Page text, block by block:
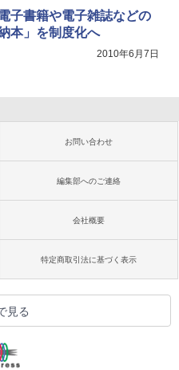
子書籍や電子雑誌などの
本」を制度化へ
2010年6月7日
お問い合わせ
編集部へのご連絡
会社概要
特定商取引法に基づく表示
見る